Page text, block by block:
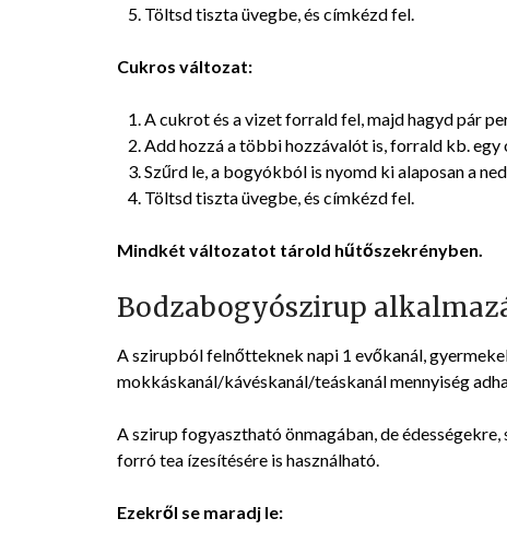
Töltsd tiszta üvegbe, és címkézd fel.
Cukros változat:
A cukrot és a vizet forrald fel, majd hagyd pár
Add hozzá a többi hozzávalót is, forrald kb.
Szűrd le, a bogyókból is nyomd ki alaposan a
Töltsd tiszta üvegbe, és címkézd fel.
Mindkét változatot tárold hűtőszekrényben.
Bodzabogyószirup
A szirupból felnőtteknek napi 1 evőkanál,
mokkáskanál/kávéskanál/teáskanál mennyiség
A szirup fogyasztható önmagában, de
forró tea ízesítésére is használható.
Ezekről se maradj le: